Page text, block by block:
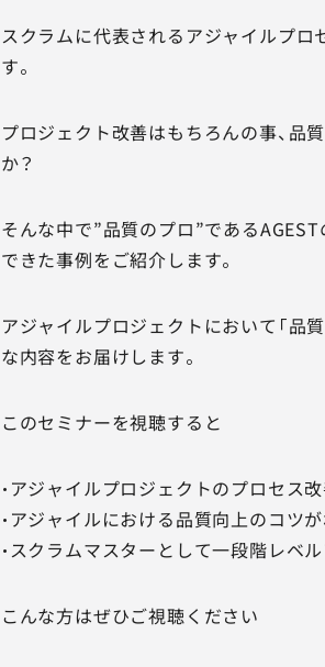
スクラムに代表されるアジャイルプロ
す。
プロジェクト改善はもちろんの事、品
か？
そんな中で”品質のプロ”である
できた事例をご紹介します。
アジャイルプロジェクトにおいて「品
な内容をお届けします。
このセミナーを視聴すると
・アジャイルプロジェクトのプロセス
・アジャイルにおける品質向上のコツ
・スクラムマスターとして一段階レベ
こんな方はぜひご視聴ください